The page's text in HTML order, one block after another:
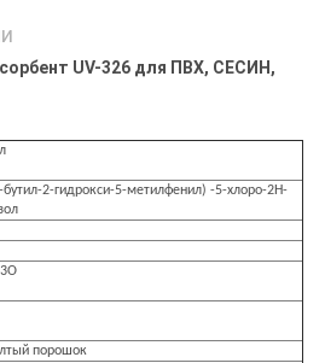
UV-326 для ПВХ, СЕСИН,
бутил-2-гидрокси-5-метилфенил) -5-хлоро-2H-
порошок